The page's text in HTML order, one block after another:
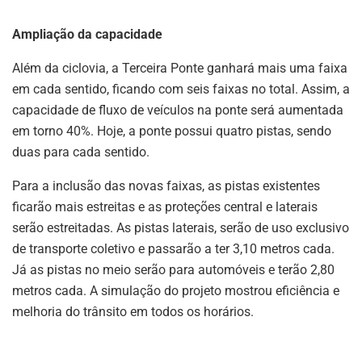
Ampliação da capacidade
Além da ciclovia, a Terceira Ponte ganhará mais uma faixa
em cada sentido, ficando com seis faixas no total. Assim, a
capacidade de fluxo de veículos na ponte será aumentada
em torno 40%. Hoje, a ponte possui quatro pistas, sendo
duas para cada sentido.
Para a inclusão das novas faixas, as pistas existentes
ficarão mais estreitas e as proteções central e laterais
serão estreitadas. As pistas laterais, serão de uso exclusivo
de transporte coletivo e passarão a ter 3,10 metros cada.
Já as pistas no meio serão para automóveis e terão 2,80
metros cada. A simulação do projeto mostrou eficiência e
melhoria do trânsito em todos os horários.